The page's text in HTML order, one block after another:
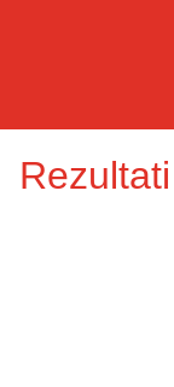
Rezultati